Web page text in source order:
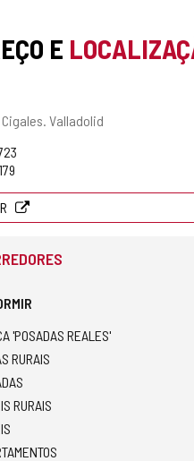
E
Cigales. Valladolid
'POSADAS REALES'
RURAIS
RURAIS